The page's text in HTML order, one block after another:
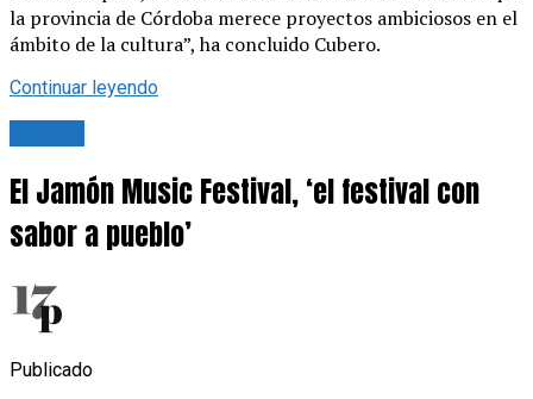
la provincia de Córdoba merece proyectos ambiciosos en el
ámbito de la cultura”, ha concluido Cubero.
Continuar leyendo
El Jamón Music Festival, ‘el festival con
sabor a pueblo’
Publicado